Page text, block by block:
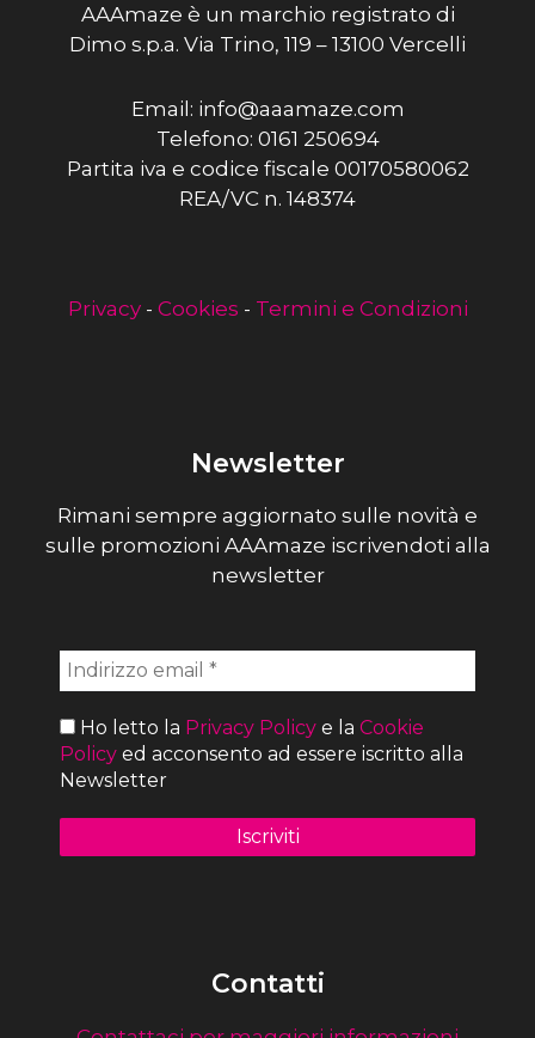
AAAmaze è un marchio registrato di
Dimo s.p.a. Via Trino, 119 – 13100 Vercelli
Email: info@aaamaze.com
Telefono: 0161 250694
Partita iva e codice fiscale 00170580062
REA/VC n. 148374
Privacy- Cookies - Termini e Condizioni
Newsletter
Rimani sempre aggiornato sulle novità e
sulle promozioni AAAmaze iscrivendoti alla
newsletter
Ho letto la Privacy Policy e la Cookie
Policy ed acconsento ad essere iscritto alla
Newsletter
Contatti